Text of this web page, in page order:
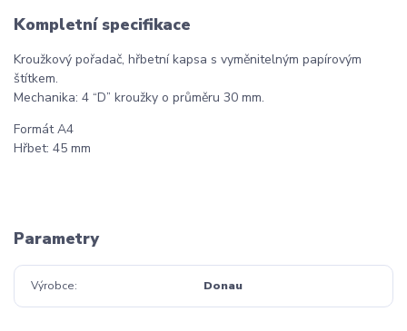
Kompletní specifikace
Kroužkový pořadač, hřbetní kapsa s vyměnitelným papírovým
štítkem.
Mechanika: 4 “D” kroužky o průměru 30 mm.
Formát A4
Hřbet: 45 mm
Parametry
Výrobce Donau